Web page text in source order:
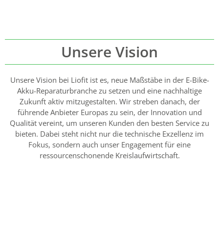
Unsere Vision
Unsere Vision bei Liofit ist es, neue Maßstäbe in der E-Bike-
Akku-Reparaturbranche zu setzen und eine nachhaltige
Zukunft aktiv mitzugestalten. Wir streben danach, der
führende Anbieter Europas zu sein, der Innovation und
Qualität vereint, um unseren Kunden den besten Service zu
bieten. Dabei steht nicht nur die technische Exzellenz im
Fokus, sondern auch unser Engagement für eine
ressourcenschonende Kreislaufwirtschaft.